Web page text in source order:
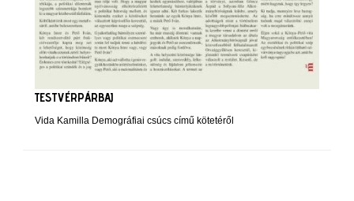
TESTVÉRPÁRBAJ
Vida Kamilla Demográfiai csúcs című kötetéről